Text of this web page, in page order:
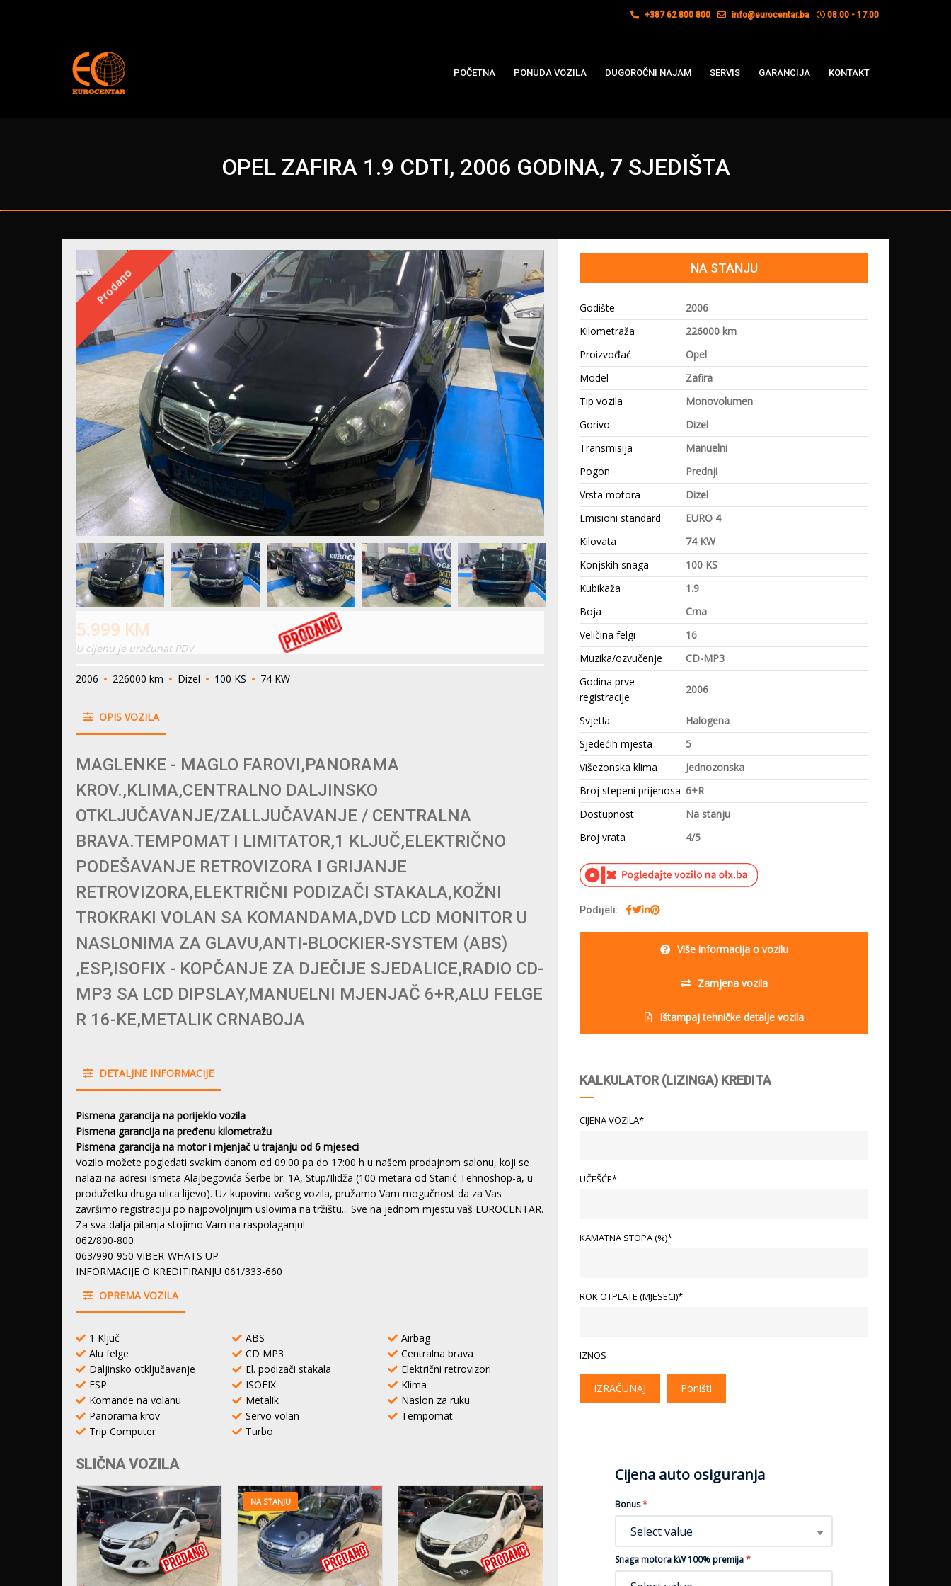
+387 62 800 800 info@eurocentar.ba 08:00 - 17:00
POČETNA PONUDA VOZILA DUGOROČNI NAJAM SERVIS GARANCIJA KONTAKT
OPEL ZAFIRA 1.9 CDTI, 2006 GODINA, 7 SJEDIŠTA
Prodano
5.999 KM
U cijenu je uračunat PDV
2006 226000 km Dizel 100 KS 74 KW
OPIS VOZILA
MAGLENKE - MAGLO FAROVI,PANORAMA
KROV.,KLIMA,CENTRALNO DALJINSKO
OTKLJUČAVANJE/ZALLJUČAVANJE / CENTRALNA
BRAVA.TEMPOMAT I LIMITATOR,1 KLJUČ,ELEKTRIČNO
PODEŠAVANJE RETROVIZORA I GRIJANJE
RETROVIZORA,ELEKTRIČNI PODIZAČI STAKALA,KOŽNI
TROKRAKI VOLAN SA KOMANDAMA,DVD LCD MONITOR U
NASLONIMA ZA GLAVU,ANTI-BLOCKIER-SYSTEM (ABS)
,ESP,ISOFIX - KOPČANJE ZA DJEČIJE SJEDALICE,RADIO CD-
MP3 SA LCD DIPSLAY,MANUELNI MJENJAČ 6+R,ALU FELGE
R 16-KE,METALIK CRNABOJA
DETALJNE INFORMACIJE
Pismena garancija na porijeklo vozila
Pismena garancija na pređenu kilometražu
Pismena garancija na motor i mjenjač u trajanju od 6 mjeseci
Vozilo možete pogledati svakim danom od 09:00 pa do 17:00 h u našem prodajnom salonu, koji se
nalazi na adresi Ismeta Alajbegovića Šerbe br. 1A, Stup/Ilidža (100 metara od Stanić Tehnoshop-a, u
produžetku druga ulica lijevo). Uz kupovinu vašeg vozila, pružamo Vam mogučnost da za Vas
završimo registraciju po najpovoljnijim uslovima na tržištu... Sve na jednom mjestu vaš EUROCENTAR.
Za sva dalja pitanja stojimo Vam na raspolaganju!
062/800-800
063/990-950 VIBER-WHATS UP
INFORMACIJE O KREDITIRANJU 061/333-660
OPREMA VOZILA
1 Ključ ABS
Airbag
Alu felge
CD MP3
Centralna brava
Daljinsko otključavanje
El. podizači stakala
Električni retrovizori
ESP
ISOFIX
Klima
Komande na volanu
Metalik
Naslon za ruku
Panorama krov
Servo volan
Tempomat
Trip Computer
Turbo
SLIČNA VOZILA
NA STANJU
NA STANJU
Godište
2006
Kilometraža
226000 km
Proizvođać
Opel
Model
Zafira
Tip vozila
Monovolumen
Gorivo
Dizel
Transmisija
Manuelni
Pogon
Prednji
Vrsta motora
Dizel
Emisioni standard
EURO 4
Kilovata
74 KW
Konjskih snaga
100 KS
Kubikaža
1.9
Boja
Crna
Veličina felgi
16
Muzika/ozvučenje
CD-MP3
Godina prve
registracije
2006
Svjetla
Halogena
Sjedećih mjesta
5
Višezonska klima
Jednozonska
Broj stepeni prijenosa 6+R
Dostupnost
Na stanju
Broj vrata
4/5
Podijeli:
Više informacija o vozilu
Zamjena vozila
Ištampaj tehničke detalje vozila
KALKULATOR (LIZINGA) KREDITA
CIJENA VOZILA*
UČEŠĆE*
KAMATNA STOPA (%)*
ROK OTPLATE (MJESECI)*
IZNOS
IZRAČUNAJ Poništi
Cijena auto osiguranja
Bonus*
Select value
Snaga motora kW 100% premija*